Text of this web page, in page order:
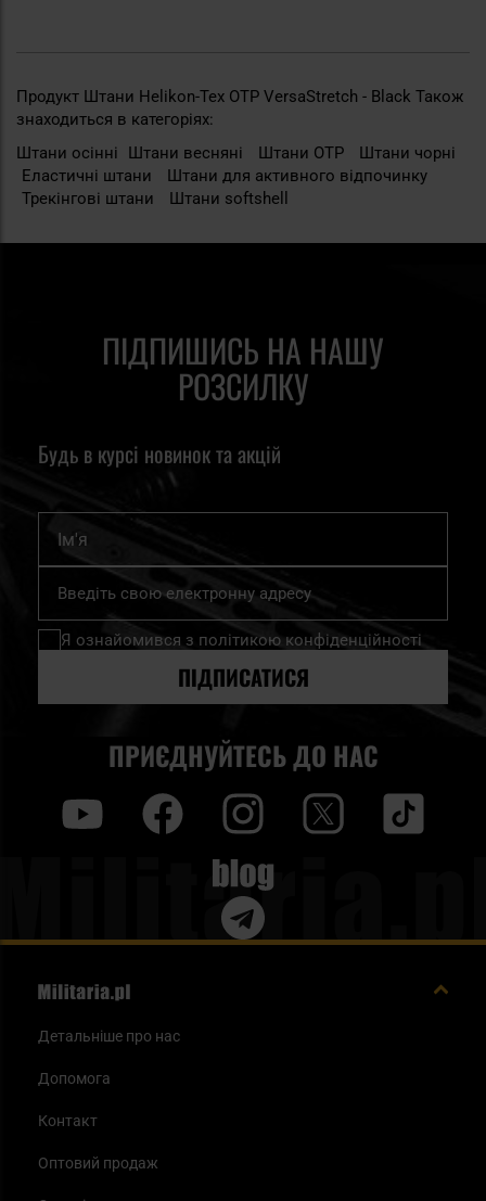
Продукт Штани Helikon-Tex OTP VersaStretch - Black Також
знаходиться в категоріях:
Штани осінні
Штани весняні Штани OTP
Штани чорні
Еластичні штани
Штани для активного відпочинку
Трекінгові штани
Штани softshell
ПІДПИШИСЬ НА НАШУ
РОЗСИЛКУ
Будь в курсі новинок та акцій
Підпишіться
нашу
розсилку
Я ознайомився з політикою конфіденційності
ПІДПИСАТИСЯ
ПРИЄДНУЙТЕСЬ ДО НАС
Blog
Детальніше про нас
Допомога
Контакт
Оптовий продаж